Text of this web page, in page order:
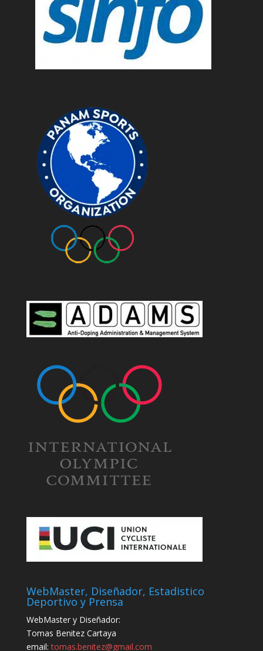
WebMaster, Diseñador, Estadistico
Deportivo y Prensa
WebMaster y Diseñador:
Tomas Benitez Cartaya
email:tomas.benitez@gmail.com